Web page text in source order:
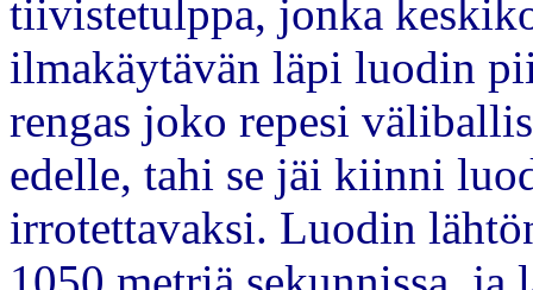
tiivistetulppa, jonka
ilmakäytävän läpi luodin
rengas joko repesi
edelle, tahi se jäi kiinni
irrotettavaksi. Luodin